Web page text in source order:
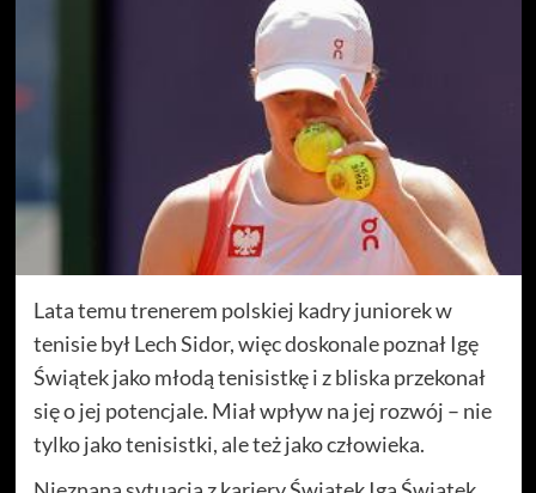
Lata temu trenerem polskiej kadry juniorek w
tenisie był Lech Sidor, więc doskonale poznał Igę
Świątek jako młodą tenisistkę i z bliska przekonał
się o jej potencjale. Miał wpływ na jej rozwój – nie
tylko jako tenisistki, ale też jako człowieka.